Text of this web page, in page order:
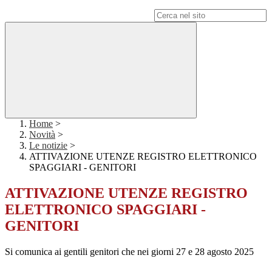
Home >
Novità >
Le notizie >
ATTIVAZIONE UTENZE REGISTRO ELETTRONICO
SPAGGIARI - GENITORI
ATTIVAZIONE UTENZE REGISTRO
ELETTRONICO SPAGGIARI -
GENITORI
Si comunica ai gentili genitori che nei giorni 27 e 28 agosto 2025